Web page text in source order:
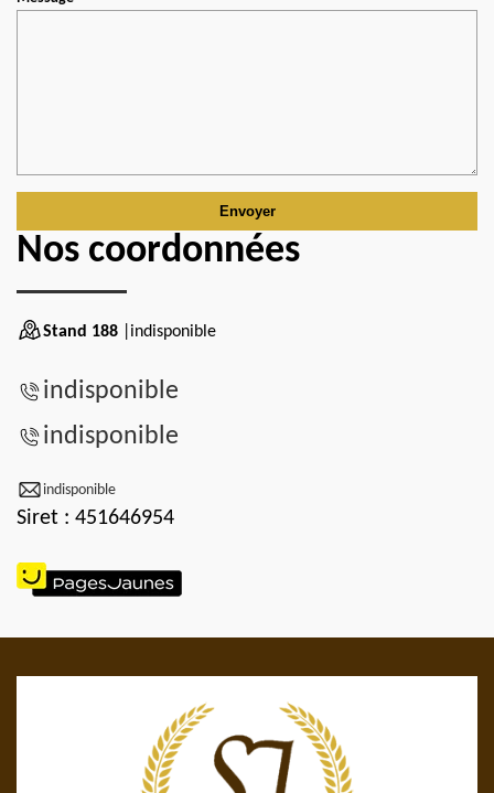
Nos coordonnées
Stand 188 |indisponible
indisponible
indisponible
indisponible
Siret : 451646954